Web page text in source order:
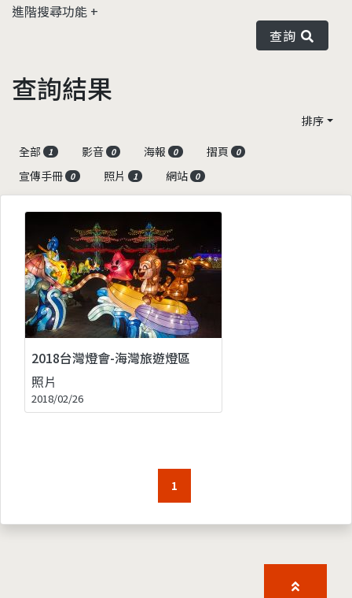
進階搜尋功能
查詢
查詢結果
排序
全部
1 影音 0 海報 0 摺頁 0
宣傳手冊 0 照片 1 網站 0
2018台灣燈會-海灣旅遊燈區
照片
2018/02/26
1